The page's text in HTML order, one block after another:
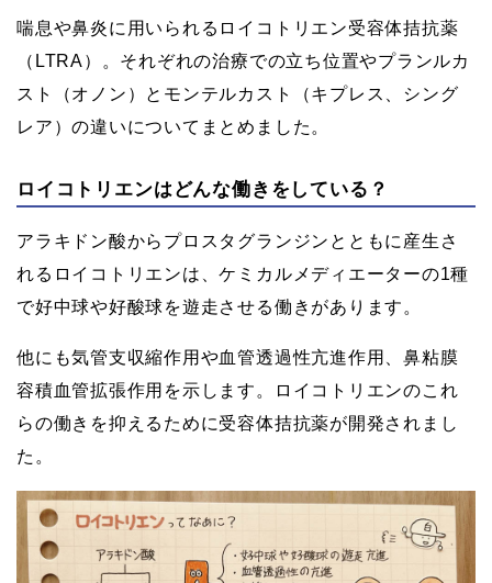
喘息や鼻炎に用いられるロイコトリエン受容体拮抗薬
（LTRA）。それぞれの治療での立ち位置やプランルカ
スト（オノン）とモンテルカスト（キプレス、シング
レア）の違いについてまとめました。
ロイコトリエンはどんな働きをしている？
アラキドン酸からプロスタグランジンとともに産生さ
れるロイコトリエンは、ケミカルメディエーターの1種
で好中球や好酸球を遊走させる働きがあります。
他にも気管支収縮作用や血管透過性亢進作用、鼻粘膜
容積血管拡張作用を示します。ロイコトリエンのこれ
らの働きを抑えるために受容体拮抗薬が開発されまし
た。